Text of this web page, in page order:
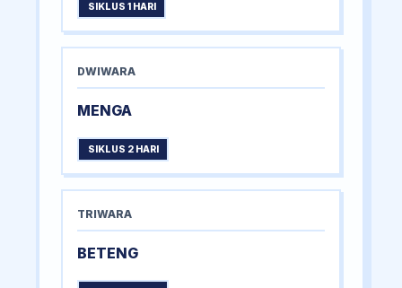
SIKLUS 1 HARI
DWIWARA
MENGA
SIKLUS 2 HARI
TRIWARA
BETENG